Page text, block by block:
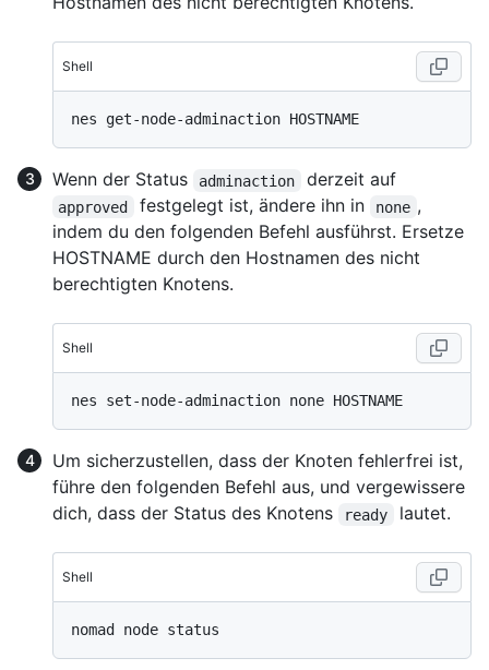
Shell
Wenn der Status adminaction derzeit auf
approved festgelegt ist, ändere ihn in none ,
indem du den folgenden Befehl ausführst. Ersetze
HOSTNAME durch den Hostnamen des nicht
berechtigten Knotens.
Shell
Um sicherzustellen, dass der Knoten fehlerfrei ist,
führe den folgenden Befehl aus, und vergewissere
dich, dass der Status des Knotens
ready lautet.
Shell